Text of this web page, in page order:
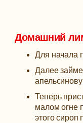
Домашний
Для начала
Далее
Теперь
малом огне
этого сироп